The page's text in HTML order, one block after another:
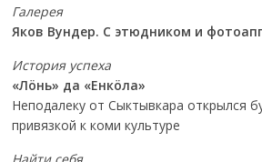
Галерея
Яков Вундер. С этюдником и
История успеха
«Лöнь» да «Енкöла»
Неподалеку от Сыктывкара открылся
привязкой к коми культуре